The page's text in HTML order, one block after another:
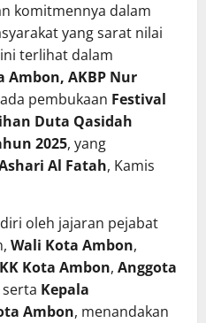
komitmennya dalam
yang sarat nilai
terlihat dalam
Ambon, AKBP Nur
pembukaan Festival
Duta Qasidah
2025, yang
Al Fatah, Kamis
oleh jajaran pejabat
Wali Kota Ambon,
Kota Ambon, Anggota
serta Kepala
Ambon, menandakan